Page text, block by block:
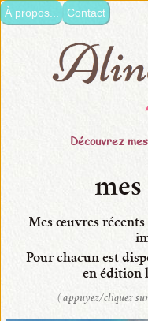
langue:
Italiano
English
Peintures
À propos... Contact
Découvrez
Mes œuvres récents
Pour chacun est
en édition
( appuyez/cliquez